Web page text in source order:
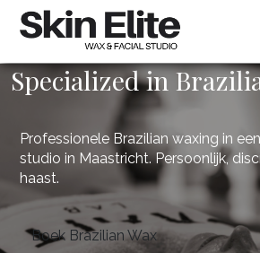
Specialized in
Professionele Brazilian waxing in
studio in Maastricht. Persoonlijk,
haast.
Boek Brazilian Wax